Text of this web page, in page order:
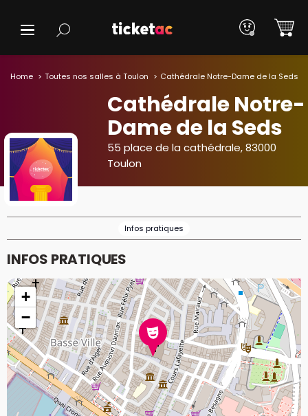
Home Toutes nos salles à Toulon Cathédrale Notre-Dame de la Seds
Cathédrale Notre-
Dame de la Seds
55 place de la cathédrale, 83000
Toulon
Infos pratiques
INFOS PRATIQUES
+
−